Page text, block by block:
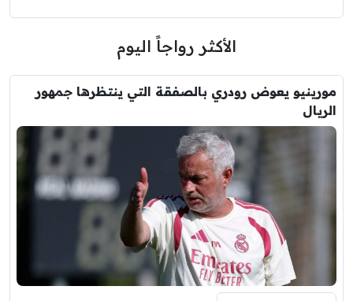
الأكثر رواجاً اليوم
مورينيو يعوض رودري بالصفقة التي ينتظرها جمهور
الريال